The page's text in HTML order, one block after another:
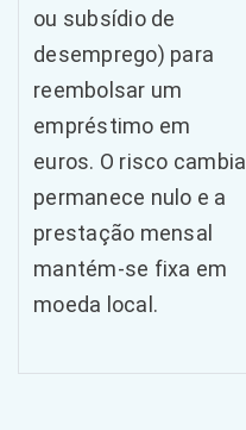
ou subsídio de
desemprego) para
reembolsar um
empréstimo em
euros. O risco cambial
permanece nulo e a
prestação mensal
mantém-se fixa em
moeda local.